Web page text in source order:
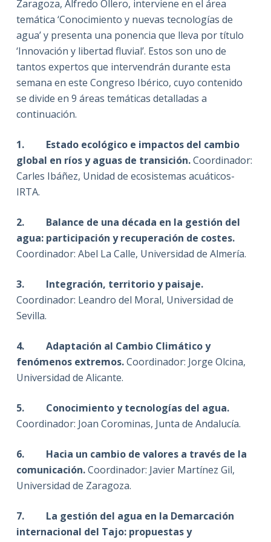
Zaragoza, Alfredo Ollero, interviene en el área
temática ‘Conocimiento y nuevas tecnologías de
agua’ y presenta una ponencia que lleva por título
‘Innovación y libertad fluvial’. Estos son uno de
tantos expertos que intervendrán durante esta
semana en este Congreso Ibérico, cuyo contenido
se divide en 9 áreas temáticas detalladas a
continuación.
1. Estado ecológico e impactos del cambio
global en ríos y aguas de transición.Coordinador:
Carles Ibáñez, Unidad de ecosistemas acuáticos-
IRTA.
2. Balance de una década en la gestión del
agua: participación y recuperación de costes.
Coordinador: Abel La Calle, Universidad de Almería.
3. Integración, territorio y paisaje.
Coordinador: Leandro del Moral, Universidad de
Sevilla.
4. Adaptación al Cambio Climático y
fenómenos extremos.Coordinador: Jorge Olcina,
Universidad de Alicante.
5. Conocimiento y tecnologías del agua.
Coordinador: Joan Corominas, Junta de Andalucía.
6. Hacia un cambio de valores a través de la
comunicación.Coordinador: Javier Martínez Gil,
Universidad de Zaragoza.
7. La gestión del agua en la Demarcación
internacional del Tajo: propuestas y